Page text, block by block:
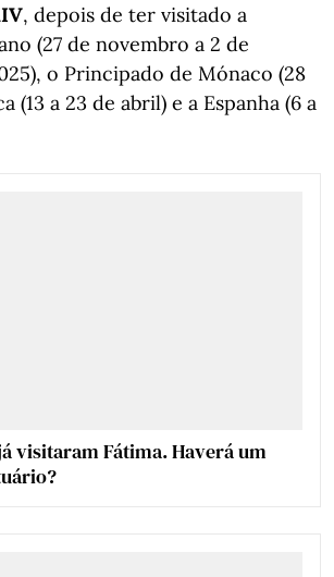
, depois de ter visitado a
(27 de novembro a 2 de
o Principado de Mónaco (28
(13 a 23 de abril) e a Espanha (6 a
visitaram Fátima. Haverá um